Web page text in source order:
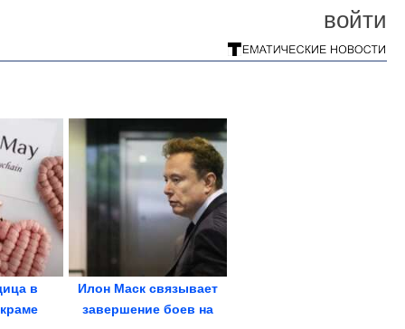
войти
в
Илон Маск связывает
завершение боев на